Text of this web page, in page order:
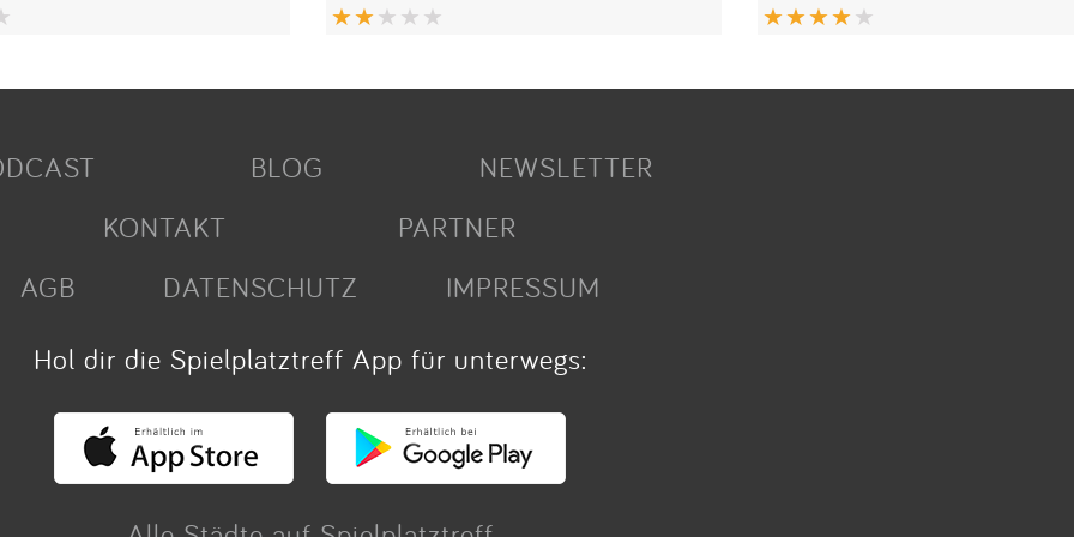
BLOG
NEWSLETTER
KONTAKT
PARTNER
AGB
DATENSCHUTZ
IMPRESSUM
Hol dir die Spielplatztreff App für unterwegs: